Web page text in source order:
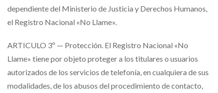
dependiente del Ministerio de Justicia y Derechos Humanos,
el Registro Nacional «No Llame».
ARTICULO 3º — Protección. El Registro Nacional «No
Llame» tiene por objeto proteger a los titulares o usuarios
autorizados de los servicios de telefonía, en cualquiera de sus
modalidades, de los abusos del procedimiento de contacto,